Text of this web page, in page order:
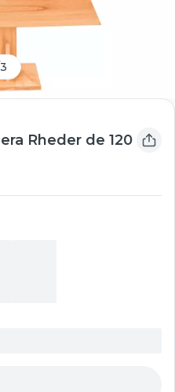
3
Rheder de 120